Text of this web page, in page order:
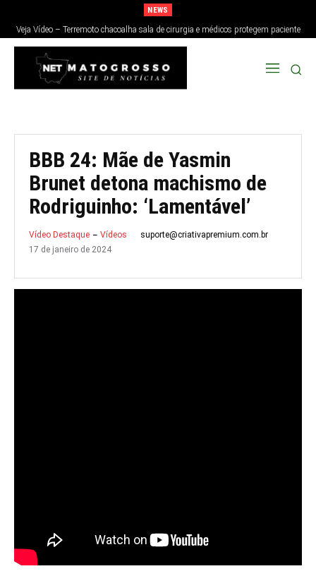
NEWS
Veja Vídeo – Terremoto chacoalha sala de cirurgia e médicos protegem paciente
no Japão; veja
BBB 24: Mãe de Yasmin
Brunet detona machismo de
Rodriguinho: ‘Lamentável’
Vídeo Destaque Vídeos
suporte@criativapremium.com.br
17 de janeiro de 2024